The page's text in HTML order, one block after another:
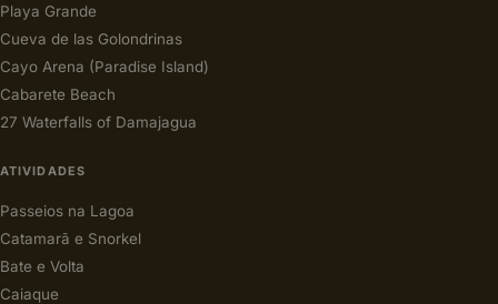
Playa Grande
Cueva de las Golondrinas
Cayo Arena (Paradise Island)
Cabarete Beach
27 Waterfalls of Damajagua
ATIVIDADES
Passeios na Lagoa
Catamarã e Snorkel
Bate e Volta
Caiaque